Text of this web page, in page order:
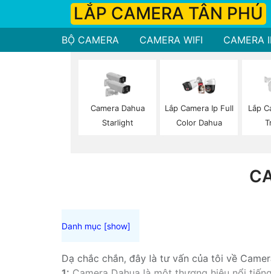
LẮP CAMERA TÂN PHÚ
BỘ CAMERA CAMERA WIFI CAMERA
Camera Dahua
Starlight
Lắp Camera Ip Full
Color Dahua
Lắp
Dạ chắc chắn, đây là tư vấn của tôi về